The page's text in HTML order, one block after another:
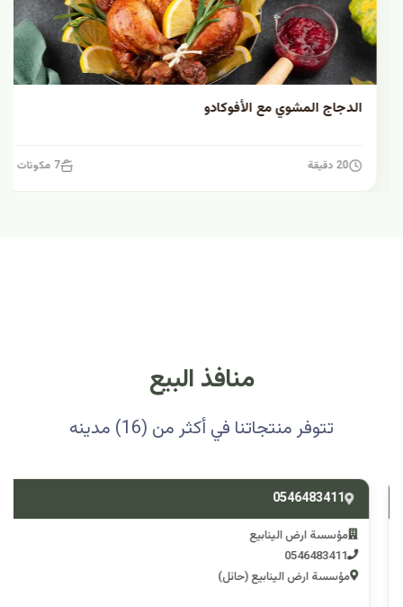
الدجاج المشوي مع الأفوكادو
20 دقيقة 7 مكونات
منافذ البيع
تتوفر منتجاتنا في أكثر من (16) مدينه
0546483411
مؤسسة ارض الينابيع
0546483411
مؤسسة ارض الينابيع (حائل)